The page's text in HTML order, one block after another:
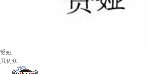
赟娅
贝初众